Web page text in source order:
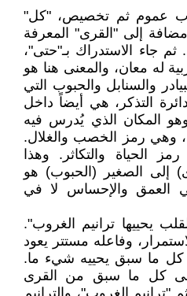
عموم ثم تخصيص، "كل"
إلى "القرى" المعرفة
ثم جاء الاستدراك بـ"حتى"،
له معان، والمعنى هنا هو
والسنابل والحبوب التي
التذكر، هي أيضاً داخل
وهو المكان الذي يُدرس فيه
وهي رمز الخصب والغلال.
الحياة والتكاثر. وهذا
إلى الصغير (الحبوب) هو
العمق والإحساس لا في
يحييها ترانيم الغروب".
وفاعله مستتر يعود
كل ما سبق يحييه شيء ما.
كل ما سبق من القرى